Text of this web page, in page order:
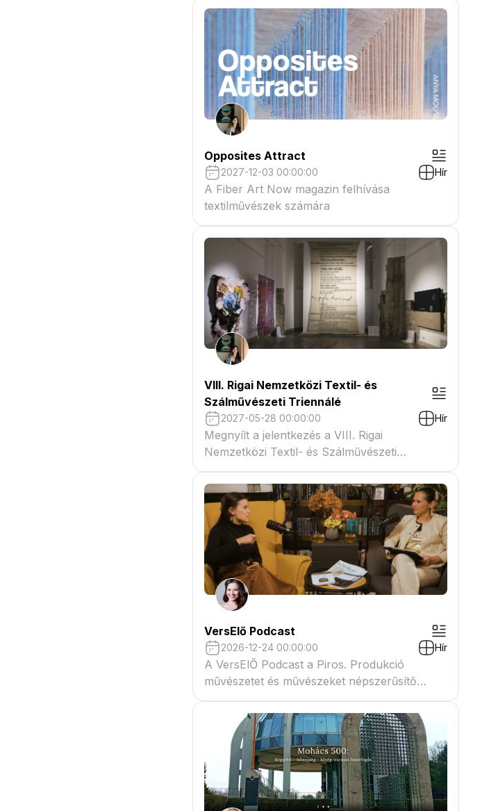
a csatolmányban
Opposites Attract
2027-12-03 00:00:00 Hír
A Fiber Art Now magazin felhívása
textilművészek számára
VIII. Rigai Nemzetközi Textil- és
Szálművészeti Triennálé
2027-05-28 00:00:00 Hír
Megnyílt a jelentkezés a VIII. Rigai
Nemzetközi Textil- és Szálművészeti
Triennáléra
VersElő Podcast
2026-12-24 00:00:00 Hír
A VersElŐ Podcast a Piros. Produkció
művészetet és művészeket népszerűsítő
beszélgető műsora